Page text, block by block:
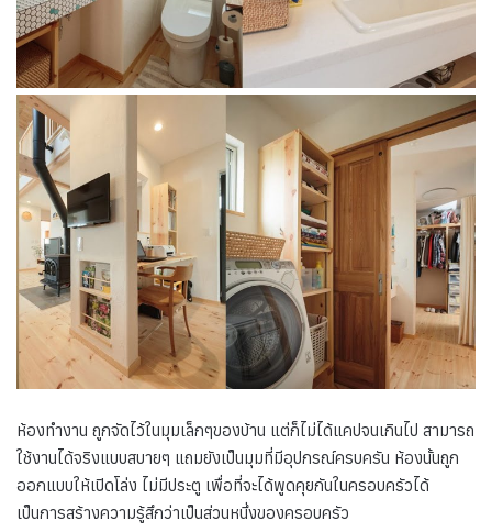
ห้องทำงาน ถูกจัดไว้ในมุมเล็กๆของบ้าน แต่ก็ไม่ได้แคปจนเกินไป สามารถ
ใช้งานได้จริงแบบสบายๆ แถมยังเป็นมุมที่มีอุปกรณ์ครบครัน ห้องนั้นถูก
ออกแบบให้เปิดโล่ง ไม่มีประตู เพื่อที่จะได้พูดคุยกันในครอบครัวได้
เป็นการสร้างความรู้สึกว่าเป็นส่วนหนึ่งของครอบครัว